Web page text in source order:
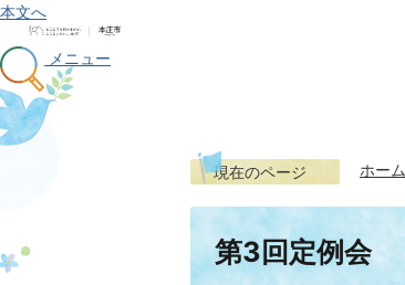
本文へ
メニュー
現在のページ ホーム
第3回定例会